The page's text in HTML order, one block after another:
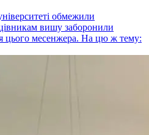
обмежили
вишу заборонили
цього месенжера. На цю ж тему: